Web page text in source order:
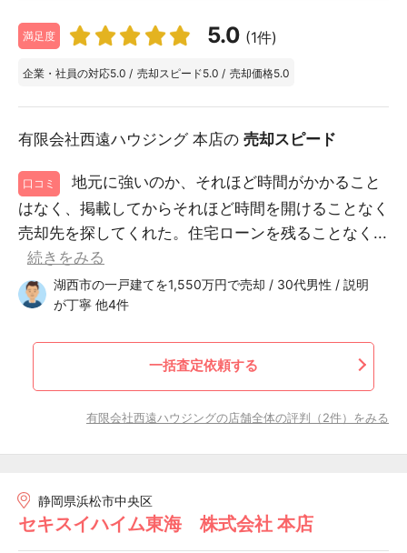
満足度 5.0 (1件)
企業・社員の対応5.0 / 売却スピード5.0 / 売却価格5.0
有限会社西遠ハウジング 本店の 売却スピード
口コミ
地元に強いのか、それほど時間がかかること
はなく、掲載してからそれほど時間を開けることなく
売却先を探してくれた。住宅ローンを残ることなく...
続きをみる
湖西市の一戸建てを1,550万円で売却 / 30代男性 / 説明
が丁寧 他4件
一括査定依頼する
有限会社西遠ハウジングの店舗全体の評判（2件）をみる
静岡県浜松市中央区
セキスイハイム東海 株式会社 本店